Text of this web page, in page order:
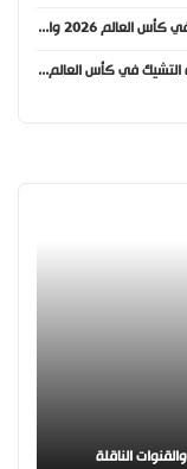
موعد مباراة كندا والبوسنة والهرسك في كأس العالم 2026 والقنوات الناقلة
موعد مباراة كوريا الجنوبية وجمهورية التشيك في كأس العالم 2026 والقنوات الناقلة